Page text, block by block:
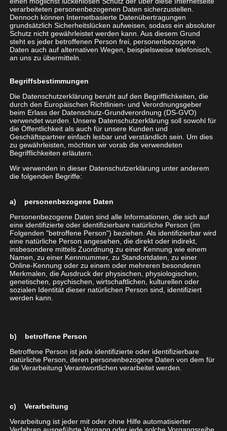
Senken Sie Ihre Kosten im Monat mit der Wahl des
richtigen Anbieters und gehen Sie Preisfallen
gekonnt aus dem Weg. Auch für Sie als
internationales Unternehmen mit telefonischen
Kontakten ins Ausland sind passende Optionen
Festnetztelefonie und All-IP
Das Festnetz bleibt – die Technik ändert sich. Immer
zügiger bewegen wir uns auf diese Wende zu. Die
alte Festnetztelefonie wird in Zukunft abgelöst. All-
IP heißt das Stichwort. Dabei handelt es sich um
eine Übertragungstechnik in den
Zuge dieser Veränderung als starker Partner zur
Seite.
Jetzt mit dem Service der
comceptPLUS
Tarife überprüfen und vergleichen – Konditionen
Verhandlungsposition gegenüber Lieferanten
stärken
Festnetz-Verträge dauerhaft optimieren dank
alle Vorteile der IP-Welt nutzen
Als zertifizierter Business-Partner aller großen
verarbeiteten personenbezogenen Daten sicherzustellen.
Dennoch können Internetbasierte Datenübertragungen
grundsätzlich Sicherheitslücken aufweisen, sodass ein absoluter
Schutz nicht gewährleistet werden kann. Aus diesem Grund
steht es jeder betroffenen Person frei, personenbezogene
Daten auch auf alternativen Wegen, beispielsweise telefonisch,
an uns zu übermitteln.
Begriffsbestimmungen
Die Datenschutzerklärung beruht auf den Begrifflichkeiten, die
durch den Europäischen Richtlinien- und Verordnungsgeber
beim Erlass der Datenschutz-Grundverordnung (DS-GVO)
verwendet wurden. Unsere Datenschutzerklärung soll sowohl für
die Öffentlichkeit als auch für unsere Kunden und
Geschäftspartner einfach lesbar und verständlich sein. Um dies
zu gewährleisten, möchten wir vorab die verwendeten
Begrifflichkeiten erläutern.
Wir verwenden in dieser Datenschutzerklärung unter anderem
die folgenden Begriffe:
a) personenbezogene Daten
Personenbezogene Daten sind alle Informationen, die sich auf
eine identifizierte oder identifizierbare natürliche Person (im
Folgenden "betroffene Person") beziehen. Als identifizierbar wird
eine natürliche Person angesehen, die direkt oder indirekt,
insbesondere mittels Zuordnung zu einer Kennung wie einem
Namen, zu einer Kennnummer, zu Standortdaten, zu einer
Online-Kennung oder zu einem oder mehreren besonderen
Merkmalen, die Ausdruck der physischen, physiologischen,
genetischen, psychischen, wirtschaftlichen, kulturellen oder
sozialen Identität dieser natürlichen Person sind, identifiziert
werden kann.
b) betroffene Person
Betroffene Person ist jede identifizierte oder identifizierbare
natürliche Person, deren personenbezogene Daten von dem für
die Verarbeitung Verantwortlichen verarbeitet werden.
c) Verarbeitung
Verarbeitung ist jeder mit oder ohne Hilfe automatisierter
Verfahren ausgeführte Vorgang oder jede solche Vorgangsreihe